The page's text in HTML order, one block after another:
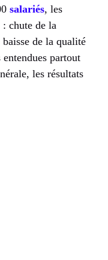
salariés, les
: chute de la
de la qualité
partout
les résultats